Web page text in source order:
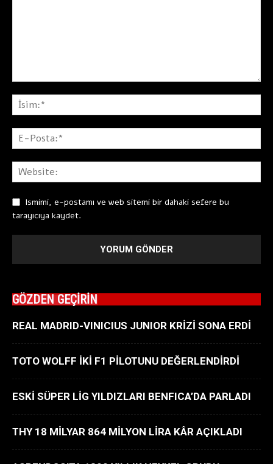
Ismimi, e-postamı ve web sitemi bir dahaki sefere bu
tarayıcıya kaydet.
GÖZDEN GEÇİRİN
REAL MADRID-VINICIUS JUNIOR KRİZİ SONA ERDİ
TOTO WOLFF İKİ F1 PİLOTUNU DEĞERLENDİRDİ
ESKİ SÜPER LİG YILDIZLARI BENFICA’DA PARLADI
THY 18 MİLYAR 864 MİLYON LİRA KÂR AÇIKLADI